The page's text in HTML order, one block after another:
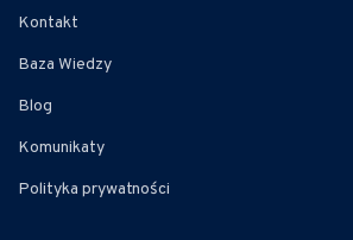
Kontakt
Baza Wiedzy
Blog
Komunikaty
Polityka prywatności